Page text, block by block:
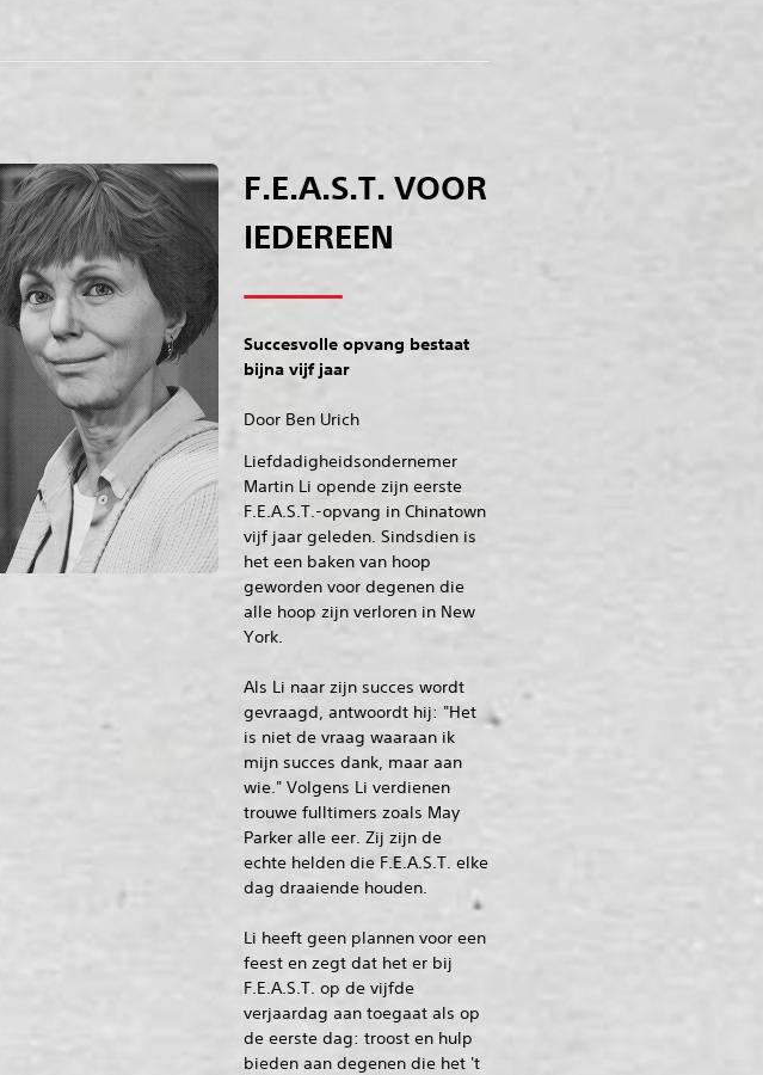
F.E.A.S.T. VOOR
IEDEREEN
Succesvolle opvang bestaat
bijna vijf jaar
Door Ben Urich
Liefdadigheidsondernemer
Martin Li opende zijn eerste
F.E.A.S.T.-opvang in Chinatown
vijf jaar geleden. Sindsdien is
het een baken van hoop
geworden voor degenen die
alle hoop zijn verloren in New
York.
Als Li naar zijn succes wordt
gevraagd, antwoordt hij: "Het
is niet de vraag waaraan ik
mijn succes dank, maar aan
wie." Volgens Li verdienen
trouwe fulltimers zoals May
Parker alle eer. Zij zijn de
echte helden die F.E.A.S.T. elke
dag draaiende houden.
Li heeft geen plannen voor een
feest en zegt dat het er bij
F.E.A.S.T. op de vijfde
verjaardag aan toegaat als op
de eerste dag: troost en hulp
bieden aan degenen die het 't